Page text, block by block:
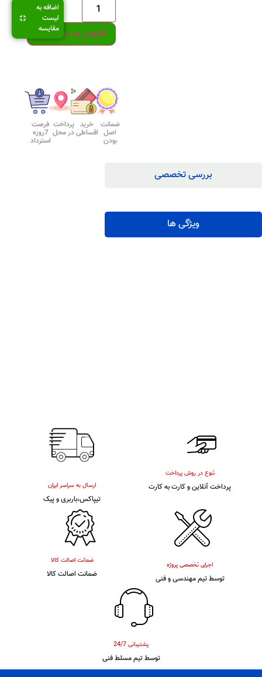
افزودن به سبد خرید
اضافه به
لیست
مقایسه
ضمانت
اصل
بودن
خرید
اقساطی
پرداخت
در محل
فرصت
7روزه
استرداد
بررسی تخصصی
ویژگی ها
تنوع در روش پرداخت
پرداخت آنلاین و کارت به کارت ارسال به سراسر ایران
تیپاکس،باربری و پیک
اجرای تخصصی پروژه
توسط تیم مهندسی و فنی
ضمانت اصالت کالا
ضمانت اصالت کالا
پشتیبانی 24/7
توسط تیم مسلط فنی